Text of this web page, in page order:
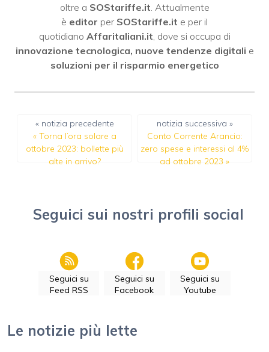
oltre a SOStariffe.it . Attualmente
è editor per SOStariffe.it e per il
quotidiano Affaritaliani.it , dove si occupa di
innovazione tecnologica, nuove tendenze digitali e
soluzioni per il risparmio energetico
« notizia precedente
« Torna l’ora solare a
ottobre 2023: bollette più
alte in arrivo?
notizia successiva »
Conto Corrente Arancio:
zero spese e interessi al 4%
ad ottobre 2023 »
Seguici sui nostri profili social
Seguici su
Feed RSS
Seguici su
Facebook
Seguici su
Youtube
Le notizie più lette